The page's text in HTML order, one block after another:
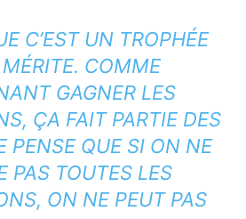
C’EST UN TROPHÉE
COMME
GAGNER LES
ÇA FAIT PARTIE DES
PENSE QUE SI ON NE
PAS TOUTES LES
ON NE PEUT PAS